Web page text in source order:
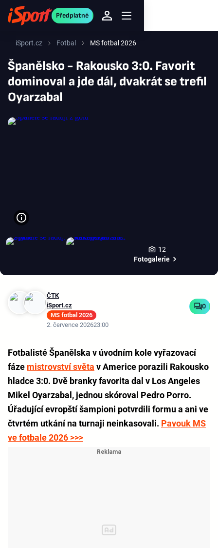
Předplatné
iSport.cz Fotbal MS fotbal 2026
Španělsko - Rakousko 3:0. Favorit
dominoval a jde dál, dvakrát se trefil
Oyarzabal
12
Fotogalerie
ČTK
iSport.cz
MS fotbal 2026
2. července 202623:00
0
Fotbalisté Španělska v úvodním kole vyřazovací
fáze mistrovství světa v Americe porazili Rakousko
hladce 3:0. Dvě branky favorita dal v Los Angeles
Mikel Oyarzabal, jednou skóroval Pedro Porro.
Úřadující evropští šampioni potvrdili formu a ani ve
čtvrtém utkání na turnaji neinkasovali. Pavouk MS
ve fotbale 2026 >>>